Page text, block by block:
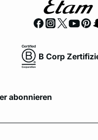
B Corp
abonnieren